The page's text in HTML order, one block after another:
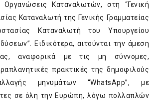
Οργανώσεις Καταναλωτών, στη “Γενική
Καταναλωτή της Γενικής Γραμματείας
Καταναλωτή του Υπουργείου
Ειδικότερα, αιτούνται την άμεση
αναφορικά με τις μη σύννομες,
πρακτικές της δημοφιλούς
μηνυμάτων “WhatsApp”, με
σε όλη την Ευρώπη, λόγω πολλαπλών